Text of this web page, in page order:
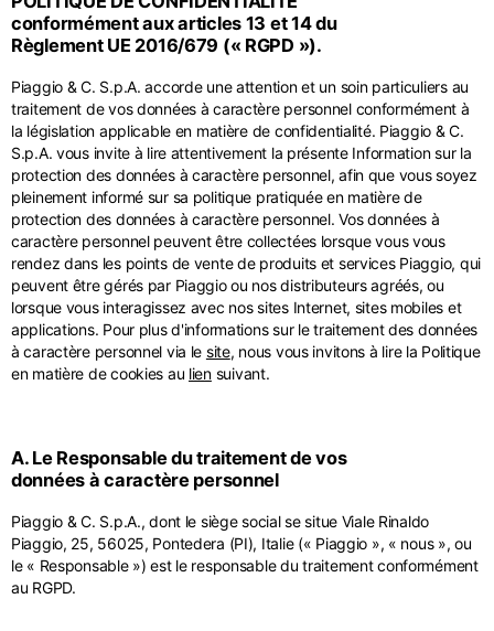
conformément aux articles 13 et 14 du
Règlement UE 2016/679 (« RGPD »).
Piaggio & C. S.p.A. accorde une attention et un soin particuliers au
traitement de vos données à caractère personnel conformément à
la législation applicable en matière de confidentialité. Piaggio & C.
S.p.A. vous invite à lire attentivement la présente Information sur la
protection des données à caractère personnel, afin que vous soyez
pleinement informé sur sa politique pratiquée en matière de
protection des données à caractère personnel. Vos données à
caractère personnel peuvent être collectées lorsque vous vous
rendez dans les points de vente de produits et services Piaggio, qui
peuvent être gérés par Piaggio ou nos distributeurs agréés, ou
lorsque vous interagissez avec nos sites Internet, sites mobiles et
applications. Pour plus d'informations sur le traitement des données
à caractère personnel via le site, nous vous invitons à lire la Politique
en matière de cookies au liensuivant.
A. Le Responsable du traitement de vos
données à caractère personnel
Piaggio & C. S.p.A., dont le siège social se situe Viale Rinaldo
Piaggio, 25, 56025, Pontedera (PI), Italie (« Piaggio », « nous », ou
le « Responsable ») est le responsable du traitement conformément
au RGPD.
France
Anglais
France
Français
Germany
Anglais
Germany
Allemand
Italy
Anglais
Italy
Italien
Anglais
Néerlandais
Spain
Anglais
Français
Anglais
Anglais
Anglais
Indonesia
Espagnol
Philippines
Anglais
Philippines
Espagnol
Singapore
Anglais
Anglais
Thailand
Anglais
Vietnam
Anglais
Middle East
Anglais
Qatar
Anglais
Saudi Arabia
Anglais
Unit.Arab Emir.
Anglais
Sites internationaux
Si vous ne trouvez pas votre pays dans la liste, visitez notre site
international et sélectionnez l'une des langues disponibles.
ENESDEFRNLIT